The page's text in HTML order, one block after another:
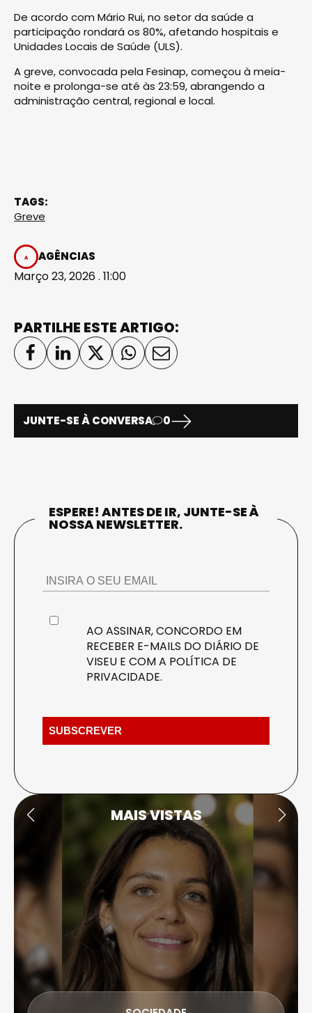
De acordo com Mário Rui, no setor da saúde a
participação rondará os 80%, afetando hospitais e
Unidades Locais de Saúde (ULS).
A greve, convocada pela Fesinap, começou à meia-
noite e prolonga-se até às 23:59, abrangendo a
administração central, regional e local.
TAGS:
Greve
AGÊNCIAS
Março 23, 2026 . 11:00
PARTILHE ESTE ARTIGO:
JUNTE-SE À CONVERSA 0
ESPERE! ANTES DE IR, JUNTE-SE À
NOSSA NEWSLETTER.
AO ASSINAR, CONCORDO EM
RECEBER E-MAILS DO DIÁRIO DE
VISEU E COM A POLÍTICA DE
PRIVACIDADE.
MAIS VISTAS